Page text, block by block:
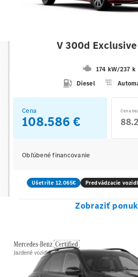
V 300d
174 kW/237 k
Diesel
Cena
108.586 €
Cena
Obľúbené financovanie
Ušetríte 12.065€ Predvádzacie
Zobraziť